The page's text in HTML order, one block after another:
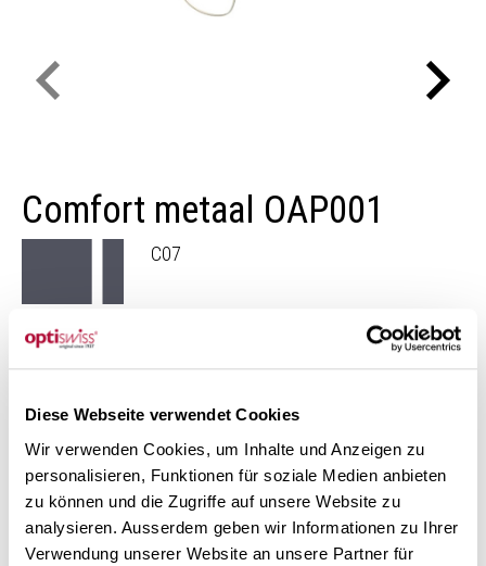
Diese Webseite verwendet Cookies
Wir verwenden Cookies, um Inhalte und Anzeigen zu
personalisieren, Funktionen für soziale Medien anbieten
zu können und die Zugriffe auf unsere Website zu
analysieren. Ausserdem geben wir Informationen zu Ihrer
Verwendung unserer Website an unsere Partner für
Comfort metaal OAP001
C07
Meer monturen